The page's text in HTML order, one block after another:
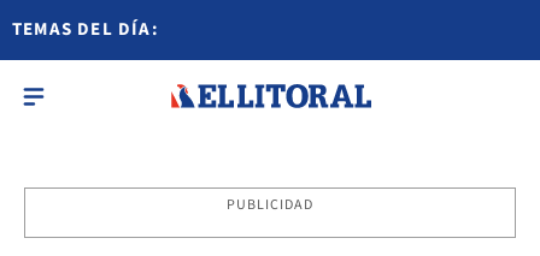
TEMAS DEL DÍA:
PUBLICIDAD